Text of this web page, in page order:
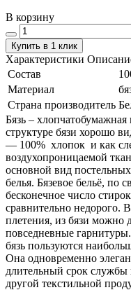
В корзину
Купить в 1 клик
Характеристики
Состав
Материал
Страна производитель
Бязь – хлопчатобумажная
структуре бязи хорошо
― 100% хлопок и как
воздухопроницаемой
основной вид
белья. Бязевое бельё, по
бесконечное число
сравнительно недорого.
плетения, из бязи можно
повседневные
бязь пользуются
Она одновременно
длительный срок службы
другой текстильной